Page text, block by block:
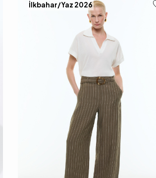
İlkbahar/Yaz 2026